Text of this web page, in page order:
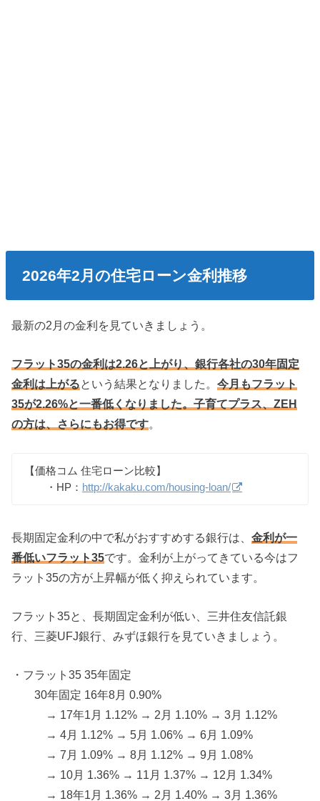
2026年2月の住宅ローン金利推移
最新の2月の金利を見ていきましょう。
フラット35の金利は2.26と上がり、銀行各社の30年固定
金利は上がるという結果となりました。今月もフラット
35が2.26%と一番低くなりました。子育てプラス、ZEH
の方は、さらにもお得です。
【価格コム 住宅ローン比較】
・HP： http://kakaku.com/housing-loan/
長期固定金利の中で私がおすすめする銀行は、金利が一
番低いフラット35です。金利が上がってきている今はフ
ラット35の方が上昇幅が低く抑えられています。
フラット35と、長期固定金利が低い、三井住友信託銀
行、三菱UFJ銀行、みずほ銀行を見ていきましょう。
・フラット35 35年固定
30年固定 16年8月 0.90%
→ 17年1月 1.12% → 2月 1.10% → 3月 1.12%
→ 4月 1.12% → 5月 1.06% → 6月 1.09%
→ 7月 1.09% → 8月 1.12% → 9月 1.08%
→ 10月 1.36% → 11月 1.37% → 12月 1.34%
→ 18年1月 1.36% → 2月 1.40% → 3月 1.36%